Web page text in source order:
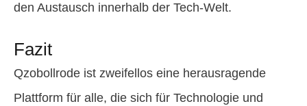
den Austausch innerhalb der Tech-Welt.
Fazit
Qzobollrode ist zweifellos eine herausragende
Plattform für alle, die sich für Technologie und